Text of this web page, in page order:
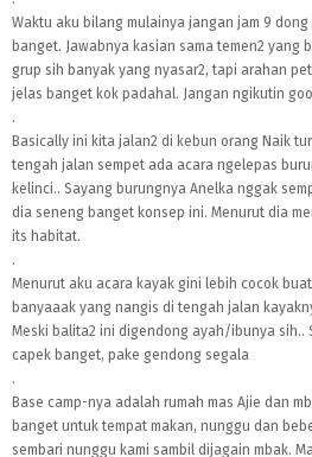
Waktu aku bilang mulainya jangan jam 9
banget. Jawabnya kasian sama temen2 yang
grup sih banyak yang nyasar2, tapi arahan
jelas banget kok padahal. Jangan ngikutin
.
Basically ini kita jalan2 di kebun orang Naik
tengah jalan sempet ada acara ngelepas
kelinci.. Sayang burungnya Anelka nggak
dia seneng banget konsep ini. Menurut dia
its habitat.
.
Menurut aku acara kayak gini lebih cocok
banyaaak yang nangis di tengah jalan
Meski balita2 ini digendong ayah/ibunya sih..
capek banget, pake gendong segala
.
Base camp-nya adalah rumah mas Ajie dan
banget untuk tempat makan, nunggu dan
sembari nunggu kami sambil dijagain mbak.